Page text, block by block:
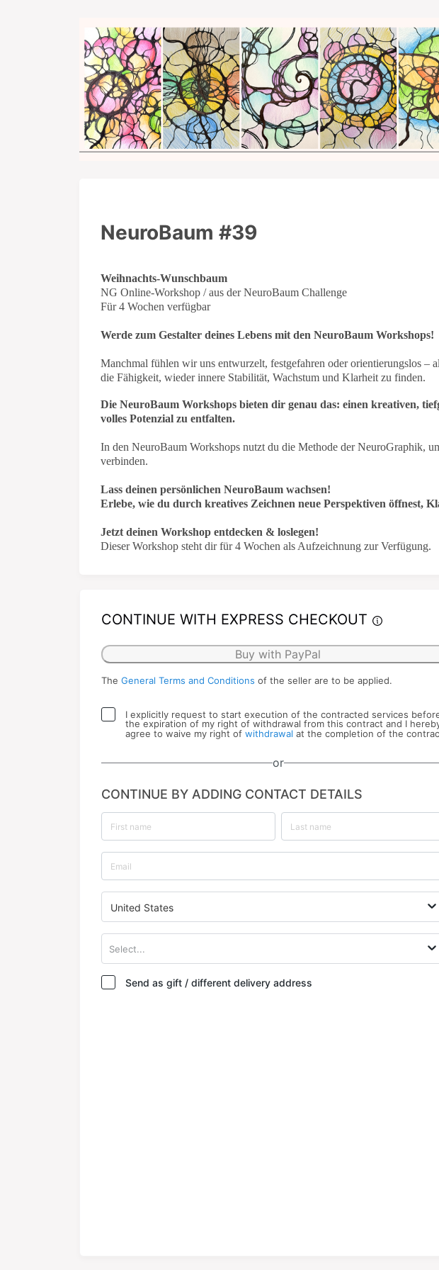
NeuroBaum #39
Weihnachts-Wunschbaum
NG Online-Workshop / aus der NeuroBaum Challenge
Für 4 Wochen verfügbar
Werde zum Gestalter deines Lebens mit den NeuroBaum Workshops!
Manchmal fühlen wir uns entwurzelt, festgefahren oder orientierungslos –
die Fähigkeit, wieder innere Stabilität, Wachstum und Klarheit zu finden.
Die NeuroBaum Workshops bieten dir genau das: einen kreativen,
volles Potenzial zu entfalten.
In den NeuroBaum Workshops nutzt du die Methode der NeuroGraphik,
verbinden.
Lass deinen persönlichen NeuroBaum wachsen!
Erlebe, wie du durch kreatives Zeichnen neue Perspektiven öffnest,
Jetzt deinen Workshop entdecken & loslegen!
Dieser Workshop steht dir für 4 Wochen als Aufzeichnung zur Verfügung.
CONTINUE WITH EXPRESS CHECKOUT
Buy with PayPal
The General Terms and Conditions of the seller are to be applied.
I explicitly request to start execution of the contracted services
the expiration of my right of withdrawal from this contract and I
agree to waive my right of withdrawal at the completion of the
or
CONTINUE BY ADDING CONTACT DETAILS
United States
Select...
Send as gift / different delivery address